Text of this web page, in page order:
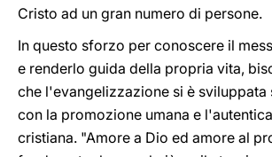
Cristo ad un gran numero di persone.
In questo sforzo per conoscere il
e renderlo guida della propria vita,
che l'evangelizzazione si è sviluppata
con la promozione umana e
cristiana. "Amore a Dio ed amore al